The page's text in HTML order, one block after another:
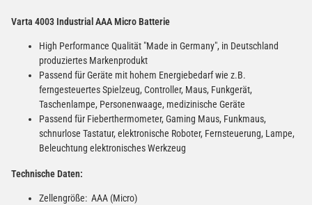
gem. SV188 ADR)
Varta 4003 Industrial AAA Micro Batterie
High Performance Qualität "Made in Germany", in Deutschland
produziertes Markenprodukt
Passend für Geräte mit hohem Energiebedarf wie z.B.
ferngesteuertes Spielzeug, Controller, Maus, Funkgerät,
Taschenlampe, Personenwaage, medizinische Geräte
Passend für Fieberthermometer, Gaming Maus, Funkmaus,
schnurlose Tastatur, elektronische Roboter, Fernsteuerung, Lampe,
Beleuchtung elektronisches Werkzeug
Technische Daten:
Zellengröße: AAA (Micro)